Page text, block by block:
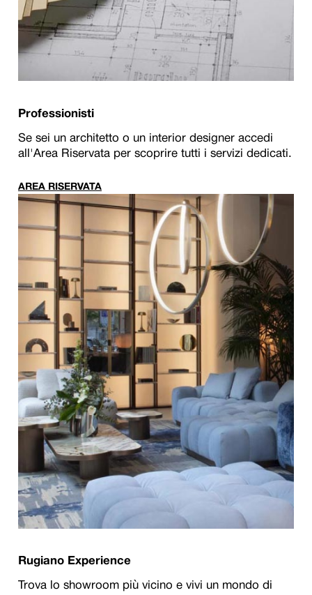
Professionisti
Se sei un architetto o un interior designer accedi
all'Area Riservata per scoprire tutti i servizi dedicati.
AREA RISERVATA
Rugiano Experience
Trova lo showroom più vicino e vivi un mondo di